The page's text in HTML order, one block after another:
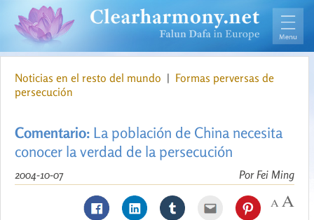
Noticias en el resto del mundo | Formas perversas de
persecución
Comentario: La población de China necesita
conocer la verdad de la persecución
Por Fei Ming
2004-10-07